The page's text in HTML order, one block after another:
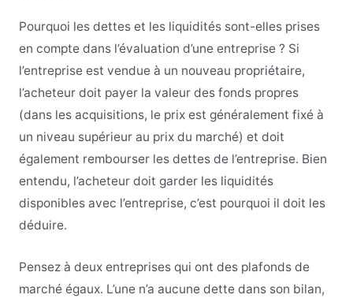
Pourquoi les dettes et les liquidités sont-elles prises
en compte dans l’évaluation d’une entreprise ? Si
l’entreprise est vendue à un nouveau propriétaire,
l’acheteur doit payer la valeur des fonds propres
(dans les acquisitions, le prix est généralement fixé à
un niveau supérieur au prix du marché) et doit
également rembourser les dettes de l’entreprise. Bien
entendu, l’acheteur doit garder les liquidités
disponibles avec l’entreprise, c’est pourquoi il doit les
déduire.
Pensez à deux entreprises qui ont des plafonds de
marché égaux. L’une n’a aucune dette dans son bilan,